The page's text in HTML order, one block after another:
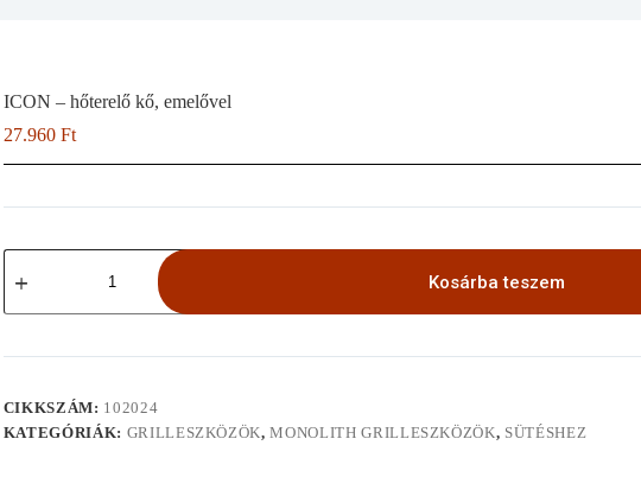
ICON – hőterelő kő, emelővel
27.960 Ft
ICON
kő,
mennyiség
Kosárba teszem
CIKKSZÁM: 102024
KATEGÓRIÁK: GRILLESZKÖZÖK,MONOLITH GRILLESZKÖZÖK, SÜTÉSHEZ